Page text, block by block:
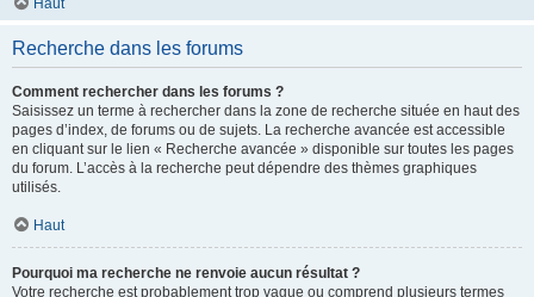
Haut
Recherche dans les forums
Comment rechercher dans les forums ?
Saisissez un terme à rechercher dans la zone de recherche située en haut des
pages d’index, de forums ou de sujets. La recherche avancée est accessible
en cliquant sur le lien « Recherche avancée » disponible sur toutes les pages
du forum. L’accès à la recherche peut dépendre des thèmes graphiques
utilisés.
Haut
Pourquoi ma recherche ne renvoie aucun résultat ?
Votre recherche est probablement trop vague ou comprend plusieurs termes